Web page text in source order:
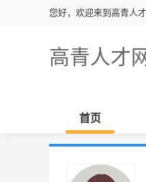
您好，欢迎来到高青人才
高青人才
首页